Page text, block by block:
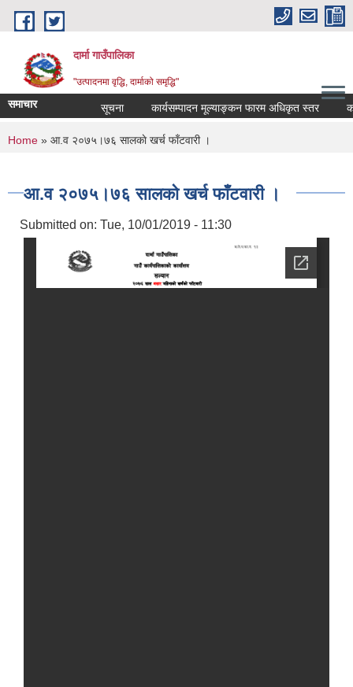
Skip to main content
दार्मा गाउँपालिका
"उत्पादनमा वृद्धि, दार्माको समृद्धि"
समाचार कार्यसम्पादन मूल्याङ्कन फारम अधिकृत स्तर
You are here
Home » आ.व २०७५।७६ सालकाे खर्च फाँटवारी ।
आ.व २०७५।७६ सालकाे खर्च फाँटवारी ।
Submitted on: Tue, 10/01/2019 - 11:30